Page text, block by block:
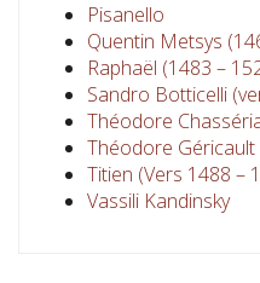
Pisanello
Quentin Metsys
Raphaël (1483 –
Sandro Botticelli
Théodore
Théodore Géricault
Titien (Vers 1488 –
Vassili Kandinsky